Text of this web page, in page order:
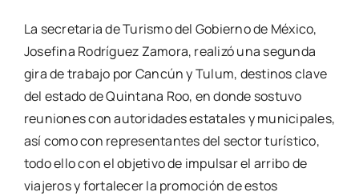
La secretaria de Turismo del Gobierno de México,
Josefina Rodríguez Zamora, realizó una segunda
gira de trabajo por Cancún y Tulum, destinos clave
del estado de Quintana Roo, en donde sostuvo
reuniones con autoridades estatales y municipales,
así como con representantes del sector turístico,
todo ello con el objetivo de impulsar el arribo de
viajeros y fortalecer la promoción de estos